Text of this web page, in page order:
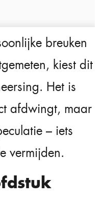
breuken
kiest dit
Het is
afdwingt, maar
– iets
vermijden.